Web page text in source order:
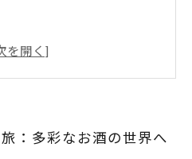
ュー：旬の味わいを楽し
：スナックでの心温まる
：多彩なお酒の世界へ